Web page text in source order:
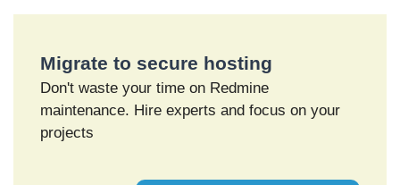
Migrate to secure hosting
Don't waste your time on Redmine
maintenance. Hire experts and focus on your
projects